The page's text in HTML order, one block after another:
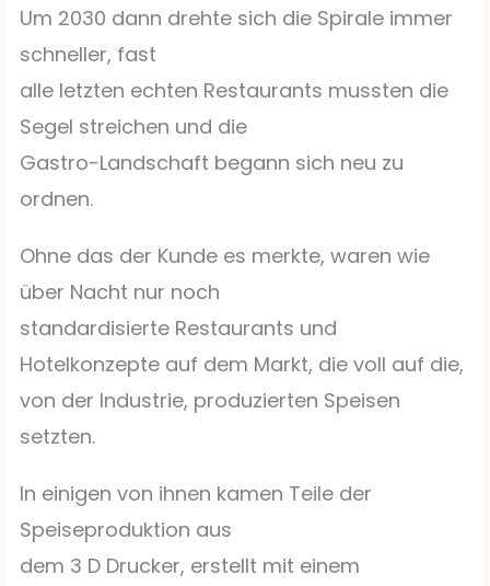
Um 2030 dann drehte sich die Spirale immer
schneller, fast
alle letzten echten Restaurants mussten die
Segel streichen und die
Gastro-Landschaft begann sich neu zu
ordnen.
Ohne das der Kunde es merkte, waren wie
über Nacht nur noch
standardisierte Restaurants und
Hotelkonzepte auf dem Markt, die voll auf die,
von der Industrie, produzierten Speisen
setzten.
In einigen von ihnen kamen Teile der
Speiseproduktion aus
dem 3 D Drucker, erstellt mit einem